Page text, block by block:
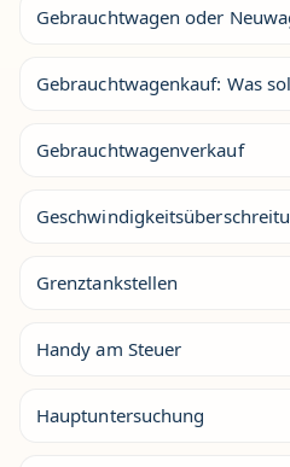
Gebrauchtwagen oder
Gebrauchtwagenkauf: Was
Gebrauchtwagenverkauf
Grenztankstellen
Handy am Steuer
Hauptuntersuchung